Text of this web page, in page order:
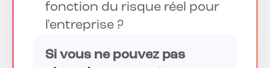
fonction du risque réel pour
l'entreprise ?
Si vous ne pouvez pas